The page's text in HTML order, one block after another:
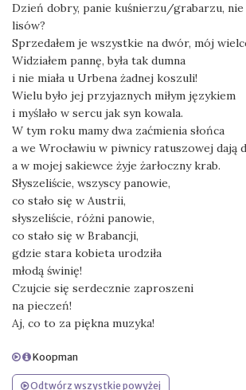
Dzień dobry, panie kuśnierzu/grabarzu, nie
lisów?
Sprzedałem je wszystkie na dwór, mój
Widziałem pannę, była tak dumna
i nie miała u Urbena żadnej koszuli!
Wielu było jej przyjaznych miłym językiem
i myślało w sercu jak syn kowala.
W tym roku mamy dwa zaćmienia słońca
a we Wrocławiu w piwnicy ratuszowej dają
a w mojej sakiewce żyje żarłoczny krab.
Słyszeliście, wszyscy panowie,
co stało się w Austrii,
słyszeliście, różni panowie,
co stało się w Brabancji,
gdzie stara kobieta urodziła
młodą świnię!
Czujcie się serdecznie zaproszeni
na pieczeń!
Aj, co to za piękna muzyka!
Koopman
Odtwórz wszystkie powyżej